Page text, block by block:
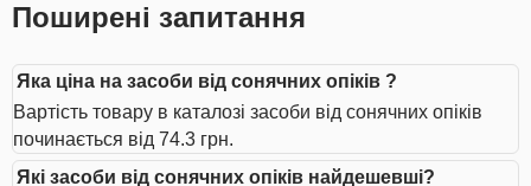
Поширені запитання
Яка ціна на засоби від сонячних опіків ?
Вартість товару в каталозі засоби від сонячних опіків
починається від 74.3 грн.
Які засоби від сонячних опіків найдешевші?